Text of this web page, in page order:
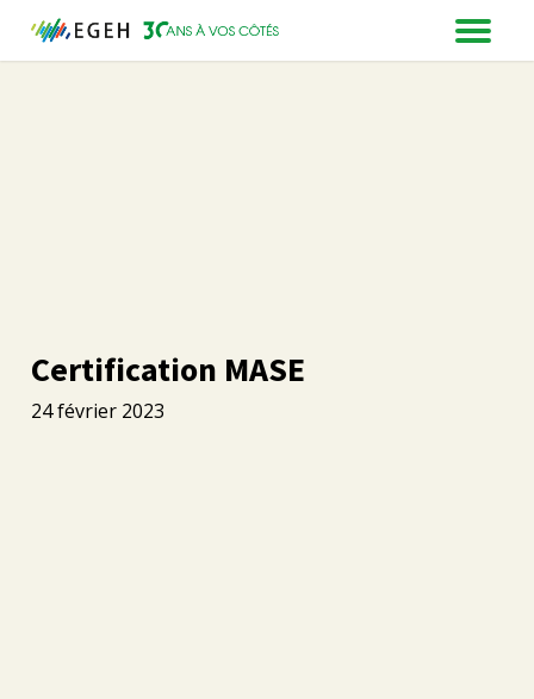
Certification MASE
24 février 2023